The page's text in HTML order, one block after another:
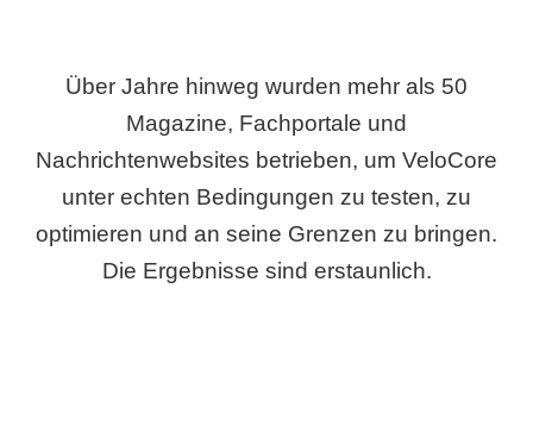
Über Jahre hinweg wurden mehr als 50
Magazine, Fachportale und
Nachrichtenwebsites betrieben, um VeloCore
unter echten Bedingungen zu testen, zu
optimieren und an seine Grenzen zu bringen.
Die Ergebnisse sind erstaunlich.